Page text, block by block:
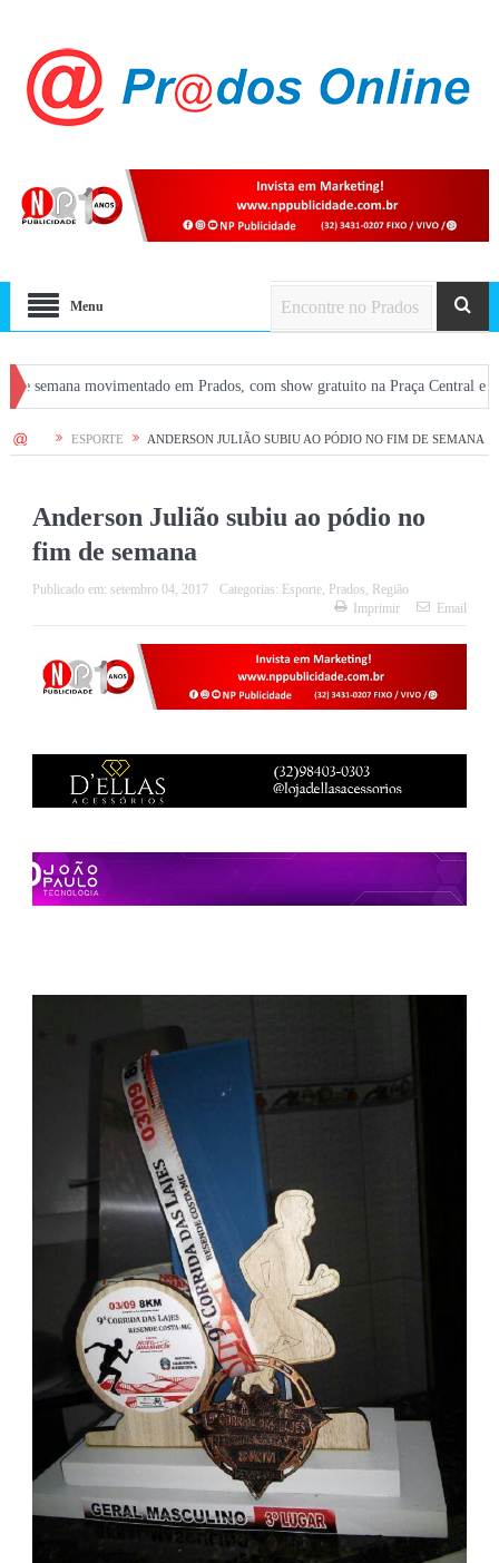
Menu
movimentado em Prados, com show gratuito na Praça Central e atrações em
HOME ESPORTE ANDERSON JULIÃO SUBIU AO PÓDIO NO FIM DE SEMANA
Anderson Julião subiu ao pódio no
fim de semana
Publicado em: setembro 04, 2017 Categorias: Esporte, Prados, Região
Imprimir
Email